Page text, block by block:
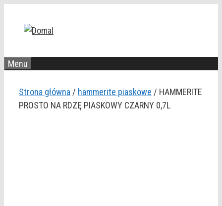
Menu
Strona główna / hammerite piaskowe / HAMMERITE
PROSTO NA RDZĘ PIASKOWY CZARNY 0,7L